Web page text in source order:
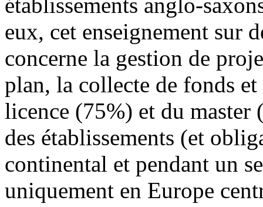
établissements anglo-
eux, cet enseignement sur
concerne la gestion de
plan, la collecte de fonds
licence (75%) et du master
des établissements (et
continental et pendant un
uniquement en Europe